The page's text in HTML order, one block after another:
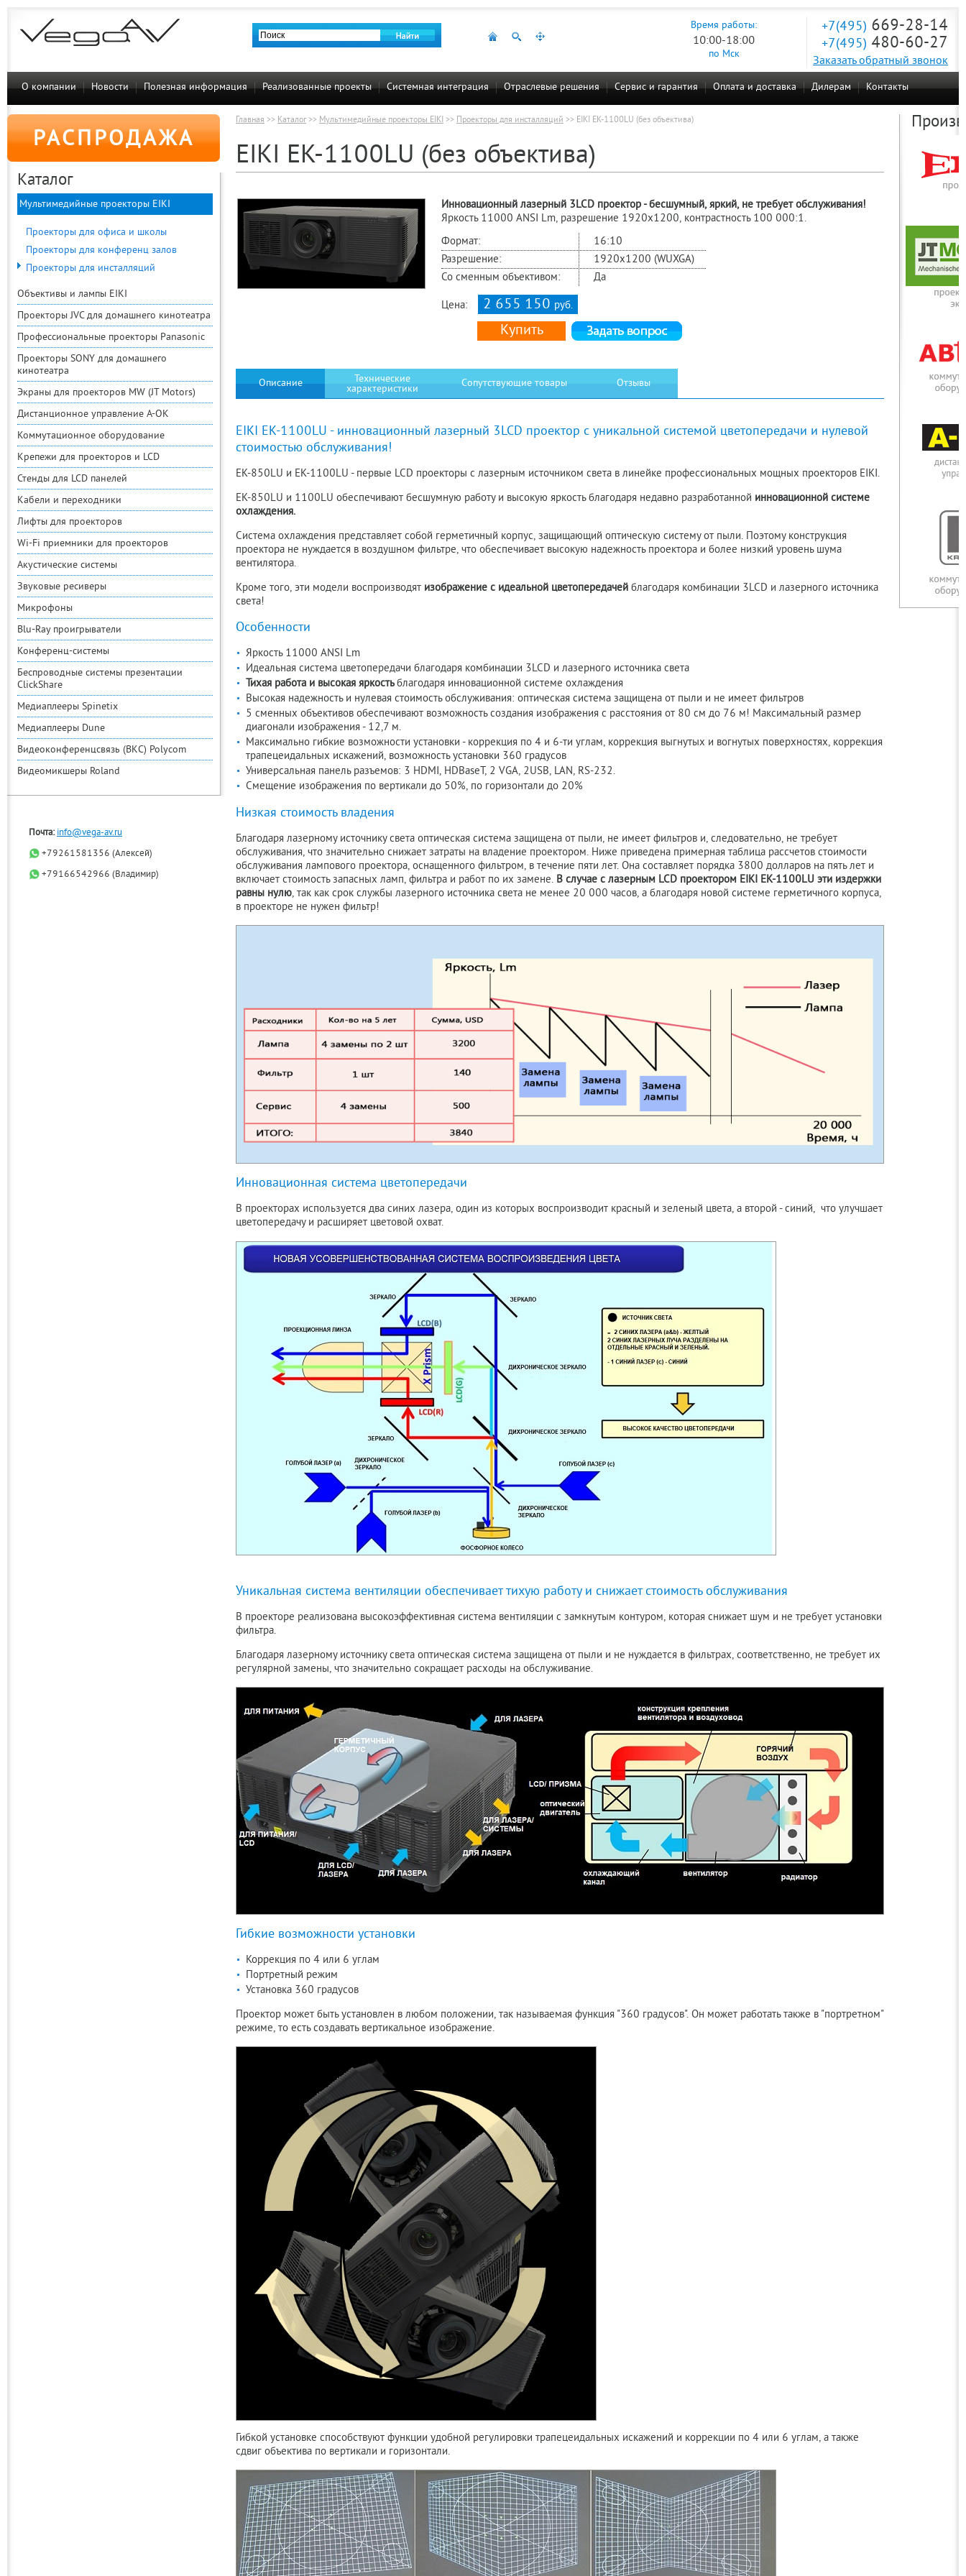
Время работы:
10:00-18:00
по Мск
+7(495) 669-28-14
+7(495) 480-60-27
Заказать обратный звонок
О компании Новости Полезная информация Реализованные проекты Системная интеграция Отраслевые решения Сервис и гарантия Оплата и доставка Дилерам Контакты
РАСПРОДАЖА
Каталог
Мультимедийные проекторы EIKI
Проекторы для офиса и школы
Проекторы для конференц залов
Проекторы для инсталляций
Объективы и лампы EIKI
Проекторы JVC для домашнего кинотеатра
Профессиональные проекторы Panasonic
Проекторы SONY для домашнего
кинотеатра
Экраны для проекторов MW (JT Motors)
Дистанционное управление A-OK
Коммутационное оборудование
Крепежи для проекторов и LCD
Стенды для LCD панелей
Кабели и переходники
Лифты для проекторов
Wi-Fi приемники для проекторов
Акустические системы
Звуковые ресиверы
Микрофоны
Blu-Ray проигрыватели
Конференц-системы
Беспроводные системы презентации
ClickShare
Медиаплееры Spinetix
Медиаплееры Dune
Видеоконференцсвязь (ВКС) Polycom
Видеомикшеры Roland
Почта: info@vega-av.ru
+79261581356 (Алексей)
+79166542966 (Владимир)
Главная >> Каталог>> Мультимедийные проекторы EIKI >> Проекторы для инсталляций >> EIKI EK-1100LU (без объектива)
EIKI EK-1100LU (без объектива)
Инновационный лазерный 3LCD проектор - бесшумный, яркий, не требует обслуживания!
Яркость 11000 ANSI Lm, разрешение 1920x1200, контрастность 100 000:1.
Формат:
16:10
Разрешение:
1920x1200 (WUXGA)
Со сменным объективом:
Да
Цена: 2 655 150 руб.
Купить
Описание
Технические
характеристики
Сопутствующие товары Отзывы
EIKI EK-1100LU - инновационный лазерный 3LCD проектор с уникальной системой цветопередачи и нулевой
стоимостью обслуживания!
EK-850LU и EK-1100LU - первые LCD проекторы с лазерным источником света в линейке профессиональных мощных проекторов EIKI.
EK-850LU и 1100LU обеспечивают бесшумную работу и высокую яркость благодаря недавно разработанной инновационной системе
охлаждения.
Система охлаждения представляет собой герметичный корпус, защищающий оптическую систему от пыли. Поэтому конструкция
проектора не нуждается в воздушном фильтре, что обеспечивает высокую надежность проектора и более низкий уровень шума
вентилятора.
Кроме того, эти модели воспроизводят изображение с идеальной цветопередачей благодаря комбинации 3LCD и лазерного источника
света!
Особенности
Яркость 11000 ANSI Lm
Идеальная система цветопередачи благодаря комбинации 3LCD и лазерного источника света
Тихая работа и высокая яркостьблагодаря инновационной системе охлаждения
Высокая надежность и нулевая стоимость обслуживания: оптическая система защищена от пыли и не имеет фильтров
5 сменных объективов обеспечивают возможность создания изображения с расстояния от 80 см до 76 м! Максимальный размер
диагонали изображения - 12,7 м.
Максимально гибкие возможности установки - коррекция по 4 и 6-ти углам, коррекция выгнутых и вогнутых поверхностях, коррекция
трапецеидальных искажений, возможность установки 360 градусов
Универсальная панель разъемов: 3 HDMI, HDBaseT, 2 VGA, 2USB, LAN, RS-232.
Смещение изображения по вертикали до 50%, по горизонтали до 20%
Низкая стоимость владения
Благодаря лазерному источнику света оптическая система защищена от пыли, не имеет фильтров и, следовательно, не требует
обслуживания, что значительно снижает затраты на владение проектором. Ниже приведена примерная таблица рассчетов стоимости
обслуживания лампового проектора, оснащенного фильтром, в течение пяти лет. Она составляет порядка 3800 долларов на пять лет и
включает стоимость запасных ламп, фильтра и работ по их замене. В случае с лазерным LCD проектором EIKI EK-1100LU эти издержки
равны нулю, так как срок службы лазерного источника света не менее 20 000 часов, а благодаря новой системе герметичного корпуса,
в проекторе не нужен фильтр!
Инновационная система цветопередачи
В проекторах используется два синих лазера, один из которых воспроизводит красный и зеленый цвета, а второй - синий, что улучшает
цветопередачу и расширяет цветовой охват.
Уникальная система вентиляции обеспечивает тихую работу и снижает стоимость обслуживания
В проекторе реализована высокоэффективная система вентиляции с замкнутым контуром, которая снижает шум и не требует установки
фильтра.
Благодаря лазерному источнику света оптическая система защищена от пыли и не нуждается в фильтрах, соответственно, не требует их
регулярной замены, что значительно сокращает расходы на обслуживание.
Гибкие возможности установки
Коррекция по 4 или 6 углам
Портретный режим
Установка 360 градусов
Проектор может быть установлен в любом положении, так называемая функция "360 градусов". Он может работать также в "портретном"
режиме, то есть создавать вертикальное изображение.
Гибкой установке способствуют функции удобной регулировки трапецеидальных искажений и коррекции по 4 или 6 углам, а также
сдвиг объектива по вертикали и горизонтали.